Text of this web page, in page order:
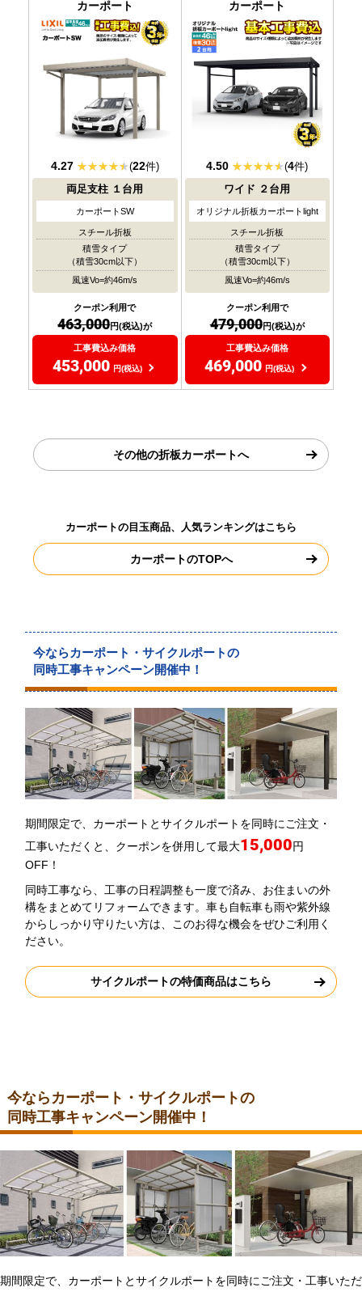
カーポート
4.27 (22件)
両足支柱 １台用
カーポートSW
スチール折板
積雪タイプ
（積雪30cm以下）
風速Vo=約46m/s
クーポン利用で
463,000円(税込)が
工事費込み価格
453,000 円(税込)
カーポート
4.50 (4件)
ワイド ２台用
オリジナル折板カーポートlight
スチール折板
積雪タイプ
（積雪30cm以下）
風速Vo=約46m/s
クーポン利用で
479,000円(税込)が
工事費込み価格
469,000 円(税込)
その他の折板カーポートへ
カーポートの目玉商品、人気ランキングはこちら
カーポートのTOPへ
今ならカーポート・サイクルポートの
同時工事キャンペーン開催中！
期間限定で、カーポートとサイクルポートを同時にご注文・
工事いただくと、クーポンを併用して最大15,000円
OFF！
同時工事なら、工事の日程調整も一度で済み、お住まいの外
構をまとめてリフォームできます。車も自転車も雨や紫外線
からしっかり守りたい方は、このお得な機会をぜひご利用く
ださい。
サイクルポートの特価商品はこちら
今ならカーポート・サイクルポートの
同時工事キャンペーン開催中！
期間限定で、カーポートとサイクルポートを同時にご注文・工事いただ